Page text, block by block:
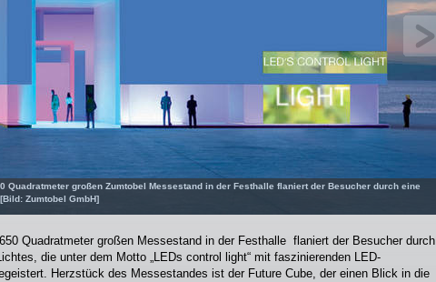
Quadratmeter großen Zumtobel Messestand in der Festhalle flaniert der Besucher durch eine
Zumtobel GmbH]
Quadratmeter großen Messestand in der Festhalle flaniert der Besucher durch
die unter dem Motto „LEDs control light“ mit faszinierenden LED-
Herzstück des Messestandes ist der Future Cube, der einen Blick in die